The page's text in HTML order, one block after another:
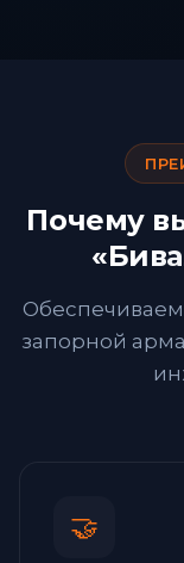
Почему
запорной
🤝